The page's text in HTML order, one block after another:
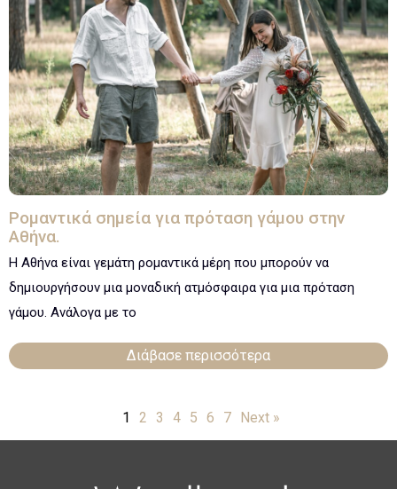
Ρομαντικά σημεία για πρόταση γάμου στην
Αθήνα.
Η Αθήνα είναι γεμάτη ρομαντικά μέρη που μπορούν να
δημιουργήσουν μια μοναδική ατμόσφαιρα για μια πρόταση
γάμου. Ανάλογα με το
Διάβασε περισσότερα
1 2 3 4 5 6 7 Next »